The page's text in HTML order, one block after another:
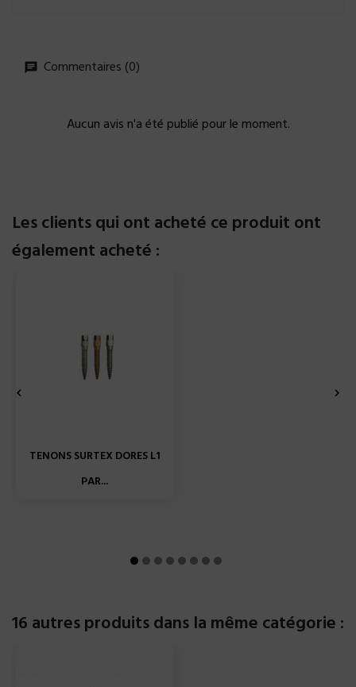
Commentaires (0)
Aucun avis n'a été publié pour le moment.
Les clients qui ont acheté ce produit ont
également acheté :
TENONS SURTEX DORES L1
PAR...
 
16 autres produits dans la même catégorie :